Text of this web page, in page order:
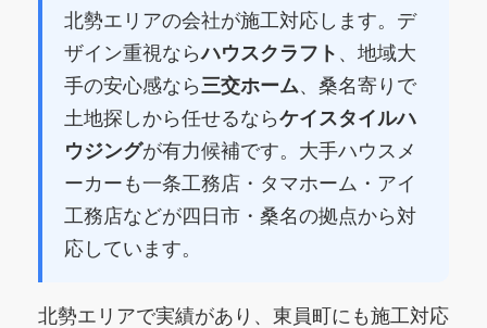
北勢エリアの会社が施工対応します。デ
ザイン重視ならハウスクラフト 、地域大
手の安心感なら三交ホーム、桑名寄りで
土地探しから任せるならケイスタイルハ
ウジングが有力候補です。大手ハウスメ
ーカーも一条工務店・タマホーム・アイ
工務店などが四日市・桑名の拠点から対
応しています。
北勢エリアで実績があり、東員町にも施工対応